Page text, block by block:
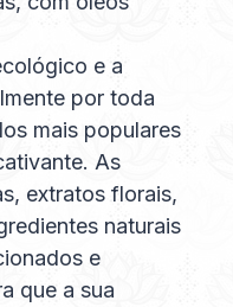
e a
por toda
mais populares
As
extratos florais,
naturais
e
que a sua